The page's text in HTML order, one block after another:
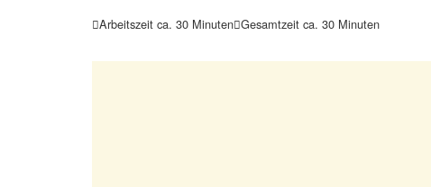
Arbeitszeit ca. 30 MinutenGesamtzeit ca. 30 Minuten